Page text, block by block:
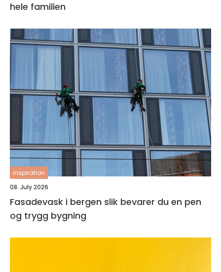
hele familien
inspiration
08. July 2026
Fasadevask i bergen slik bevarer du en pen
og trygg bygning